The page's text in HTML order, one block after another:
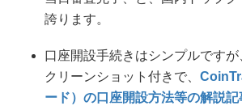
誇ります。
口座開設手続きはシンプルです
クリーンショット付きで、
ード）の口座開設方法等の解説記